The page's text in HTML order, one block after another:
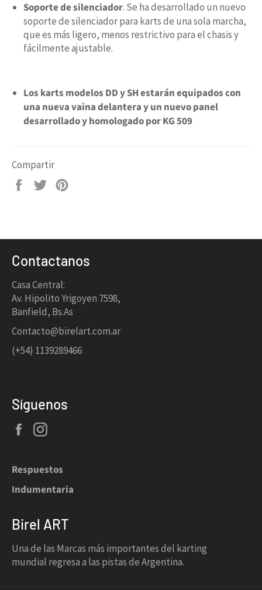
Soporte de silenciador. Se ha desarrollado un nuevo
soporte de silenciador para karts de una sola marcha,
que es más ligero, menos restrictivo para el chasis y
fácilmente ajustable.
Los karts modelos DD y SH estarán equipados con
una nueva vaina delantera y un nuevo panel
desarrollado y homologado por KG 509
Compartir
Compartir
Tuitear
Contactanos
Casa Central:
Av. Hipolito Yrigoyen 7598,
Banfield, Bs.As
Contacto@birelart.com.ar
(+54) 1139289466
Síguenos
Facebook
Respuestos
Indumentaria
Birel ART
Una de las Marcas más importantes del karting
mundial regresa a las pistas de Argentina.